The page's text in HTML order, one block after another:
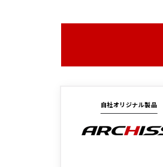
自社オリジナル製品